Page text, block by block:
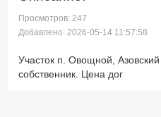
Просмотров: 247
Добавлено: 2026-05-14 11:57:58
Участок п. Овощной, Азовский
собственник. Цена дог